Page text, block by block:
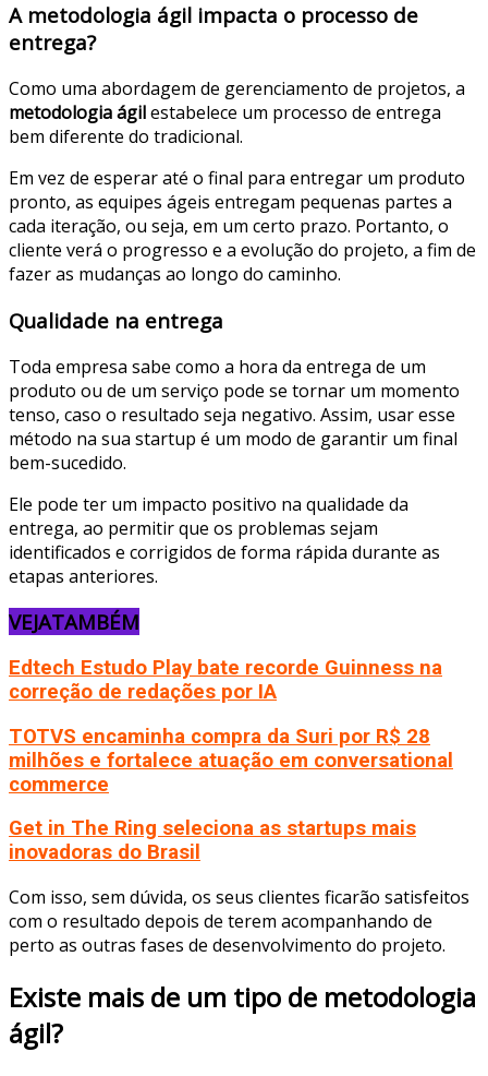
A metodologia ágil impacta o processo de
entrega?
Como uma abordagem de gerenciamento de projetos, a
metodologia ágilestabelece um processo de entrega
bem diferente do tradicional.
Em vez de esperar até o final para entregar um produto
pronto, as equipes ágeis entregam pequenas partes a
cada iteração, ou seja, em um certo prazo. Portanto, o
cliente verá o progresso e a evolução do projeto, a fim de
fazer as mudanças ao longo do caminho.
Qualidade na entrega
Toda empresa sabe como a hora da entrega de um
produto ou de um serviço pode se tornar um momento
tenso, caso o resultado seja negativo. Assim, usar esse
método na sua startup é um modo de garantir um final
bem-sucedido.
Ele pode ter um impacto positivo na qualidade da
entrega, ao permitir que os problemas sejam
identificados e corrigidos de forma rápida durante as
etapas anteriores.
VEJATAMBÉM
Edtech Estudo Play bate recorde Guinness na
correção de redações por IA
TOTVS encaminha compra da Suri por R$ 28
milhões e fortalece atuação em conversational
commerce
Get in The Ring seleciona as startups mais
inovadoras do Brasil
Com isso, sem dúvida, os seus clientes ficarão satisfeitos
com o resultado depois de terem acompanhando de
perto as outras fases de desenvolvimento do projeto.
Existe mais de um tipo de metodologia
ágil?